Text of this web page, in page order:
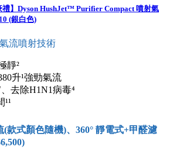
禮】Dyson HushJet™ Purifier Compact 噴射氣
(銀白色)
流噴射技術
靜²
升¹強勁氣流
去除H1N1病毒⁴
(款式顏色隨機)、360° 靜電式+甲醛濾